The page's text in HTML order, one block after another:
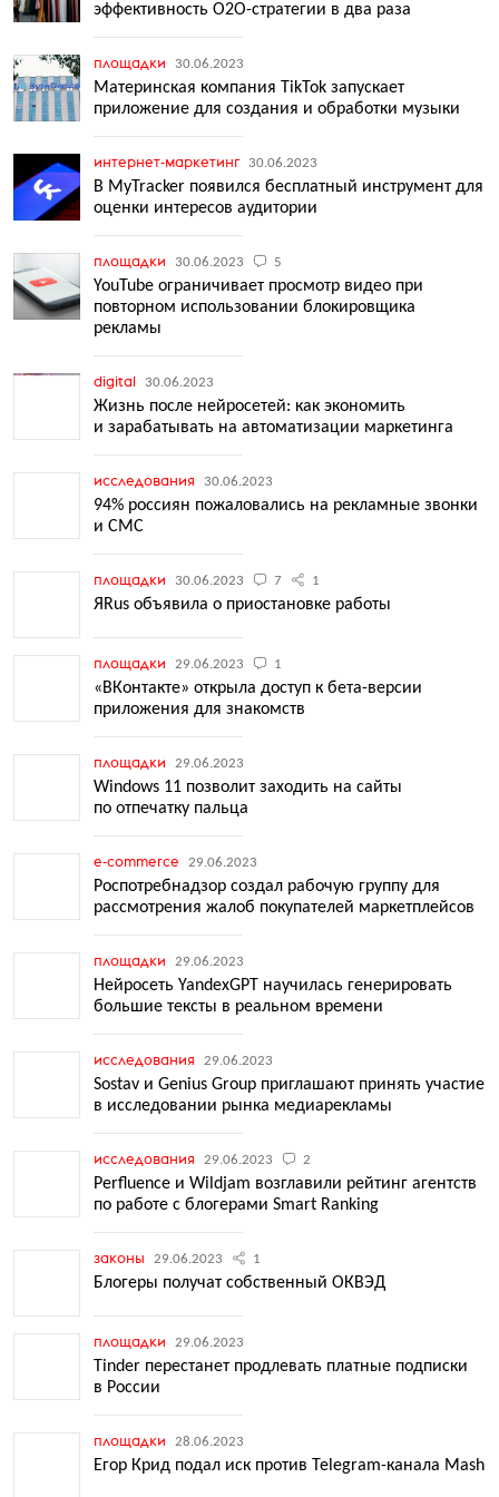
эффективность O2O-стратегии в два раза
площадки 30.06.2023
Материнская компания TikTok запускает
приложение для создания и обработки музыки
интернет-маркетинг 30.06.2023
В MyTracker появился бесплатный инструмент для
оценки интересов аудитории
площадки 30.06.2023 5
YouTube ограничивает просмотр видео при
повторном использовании блокировщика
рекламы
digital 30.06.2023
Жизнь после нейросетей: как экономить
и зарабатывать на автоматизации маркетинга
исследования 30.06.2023
94% россиян пожаловались на рекламные звонки
и СМС
площадки 30.06.2023 7 1
ЯRus объявила о приостановке работы
площадки 29.06.2023 1
«ВКонтакте» открыла доступ к бета-версии
приложения для знакомств
площадки 29.06.2023
Windows 11 позволит заходить на сайты
по отпечатку пальца
e-commerce 29.06.2023
Роспотребнадзор создал рабочую группу для
рассмотрения жалоб покупателей маркетплейсов
площадки 29.06.2023
Нейросеть YandexGPT научилась генерировать
большие тексты в реальном времени
исследования 29.06.2023
Sostav и Genius Group приглашают принять участие
в исследовании рынка медиарекламы
исследования 29.06.2023 2
Perfluence и Wildjam возглавили рейтинг агентств
по работе с блогерами Smart Ranking
законы 29.06.2023 1
Блогеры получат собственный ОКВЭД
площадки 29.06.2023
Tinder перестанет продлевать платные подписки
в России
площадки 28.06.2023
Егор Крид подал иск против Telegram-канала Mash